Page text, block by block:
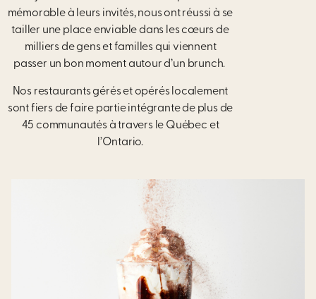
mémorable à leurs invités, nous ont réussi à se
tailler une place enviable dans les cœurs de
milliers de gens et familles qui viennent
passer un bon moment autour d’un brunch.
Nos restaurants gérés et opérés localement
sont fiersde faire partie intégrante de plus de
45 communautés à travers le Québec et
l’Ontario.